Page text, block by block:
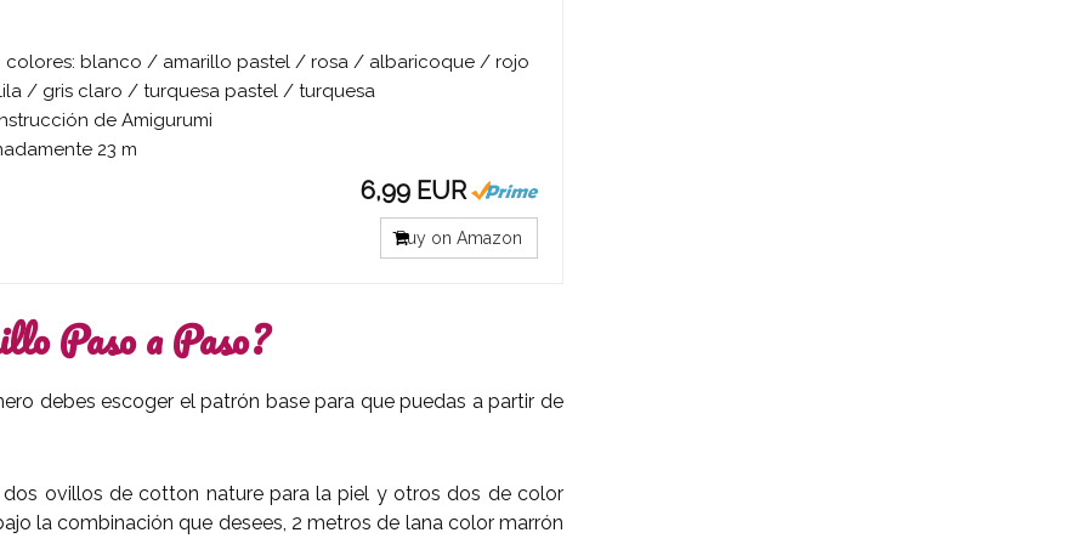
colores: blanco / amarillo pastel / rosa / albaricoque / rojo
/ gris claro / turquesa pastel / turquesa
de Amigurumi
23 m
6,99 EUR
Buy on Amazon
Paso a Paso?
debes escoger el patrón base para que puedas a partir de
ovillos de cotton nature para la piel y otros dos de color
la combinación que desees, 2 metros de lana color marrón